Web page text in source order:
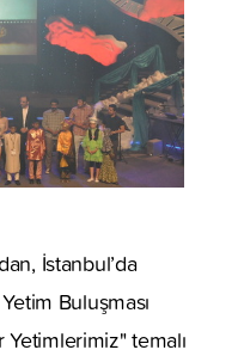
İstanbul’da
Buluşması
Yetimlerimiz" temalı